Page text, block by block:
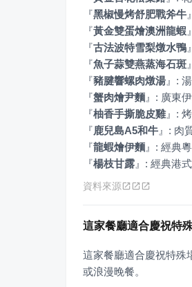
『黑椒慢烤舒肥戰斧牛 』
『黃金雙蛋燴澳洲龍蝦 』
『古法波特雪梨燉水鴨 』
『魚子蒜雙燕蒸海石斑 』
『豬腱響螺肉燉湯 』
『蟹肉燴尹麵 』
『柚香手撕脆皮雞』
『鹿兒島A5和牛 』
『龍蝦燴伊麵 』
『楊枝甘露 』 : 經典港
資料來源
這家餐廳適合慶祝特
這家餐廳適合慶祝特殊
或浪漫晚餐。